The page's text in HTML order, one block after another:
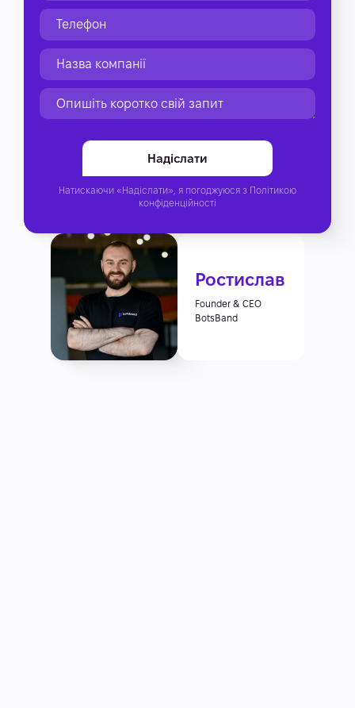
Ростислав
Founder & CEO
BotsBand
Натискаючи «Надіслати», я погоджуюся з Політикою
конфіденційності